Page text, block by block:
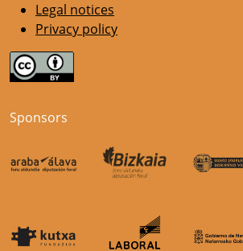
Legal notices
Privacy policy
Sponsors